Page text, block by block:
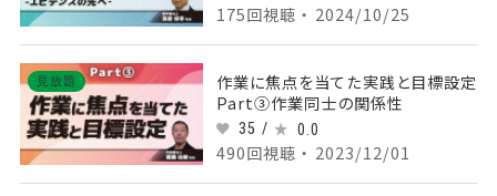
175回視聴 ・ 2024/10/25
見放題
作業に焦点を当てた実践と目標設定
Part③作業同士の関係性
35 / 0.0
490回視聴 ・ 2023/12/01